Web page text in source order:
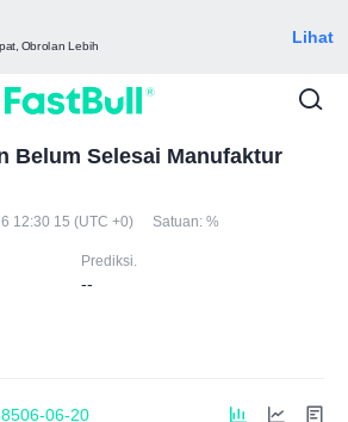
Obrolan Lebih
Lihat
Belum Selesai Manufaktur
12:30 15 (UTC +0) Satuan: %
Prediksi.
--
06-20